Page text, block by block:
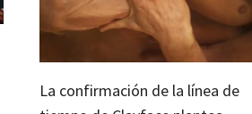
La confirmación de la línea de